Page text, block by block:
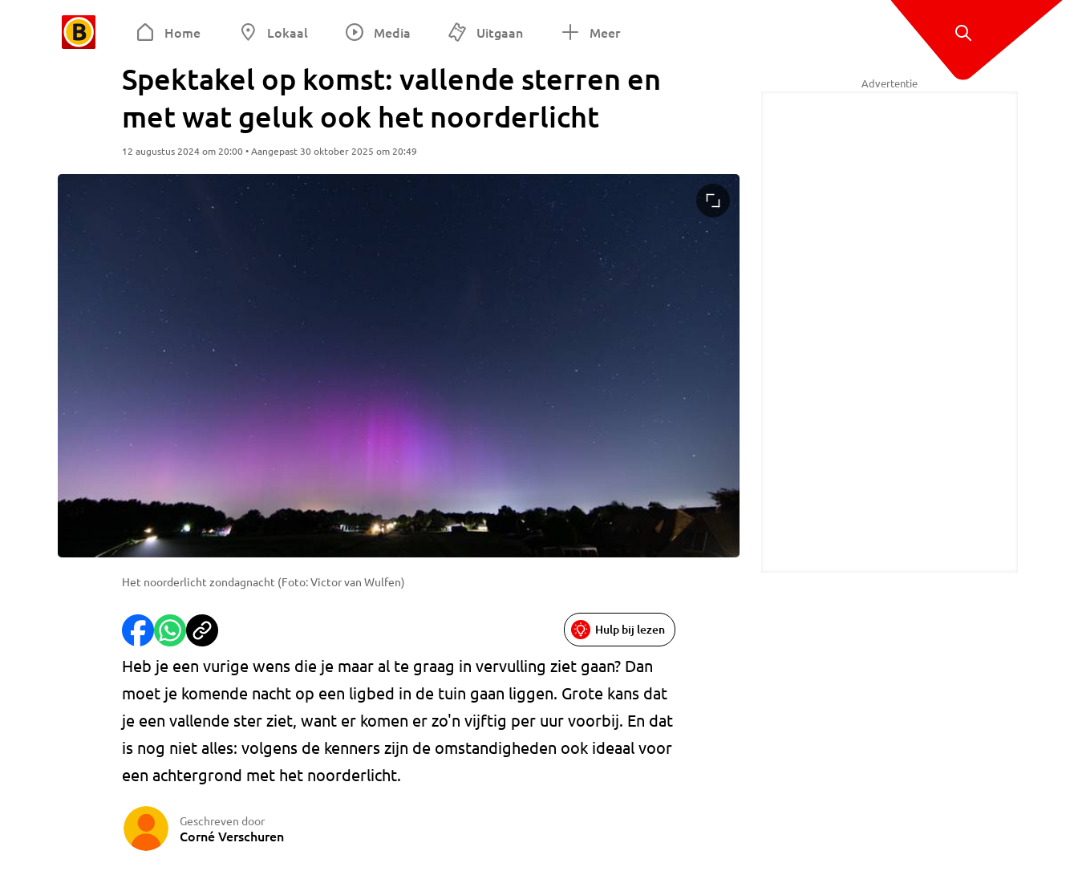
Home Lokaal Media Uitgaan Meer
Spektakel op komst: vallende sterren en
met wat geluk ook het noorderlicht
12 augustus 2024 om 20:00 • Aangepast 30 oktober 2025 om 20:49
Het noorderlicht zondagnacht (Foto: Victor van Wulfen)
Hulp bij lezen
Heb je een vurige wens die je maar al te graag in vervulling ziet gaan? Dan
moet je komende nacht op een ligbed in de tuin gaan liggen. Grote kans dat
je een vallende ster ziet, want er komen er zo'n vijftig per uur voorbij. En dat
is nog niet alles: volgens de kenners zijn de omstandigheden ook ideaal voor
een achtergrond met het noorderlicht.
Geschreven door
Corné Verschuren
Advertentie